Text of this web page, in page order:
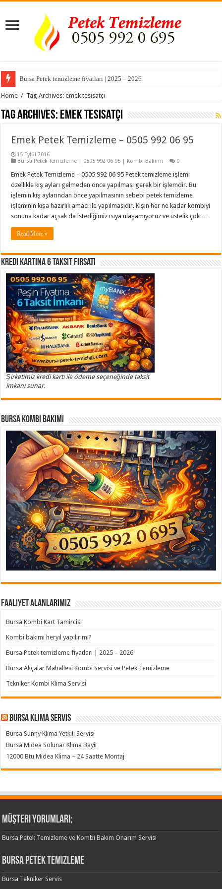
Bursa Petek temizleme fiyatları | 2025 – 2026
Home / Tag Archives: emek tesisatçı
Tag Archives: emek tesisatçı
Emek Petek Temizleme – 0505 992 06 95
15 Eylül 2016
Bursa Petek Temizleme | 0505 992 06 95 | Kombi Bakımı
0
Emek Petek Temizleme – 0505 992 06 95 Petek temizleme işlemi
özellikle kış ayları gelmeden önce yapılması gerek bir işlemdir. Bu
işlemin kış aylarından önce yapılmasının sebebi petek temizleme
işleminin kışa hazırlık amacı ile yapılmasıdır. Kışın her ne kadar kombiyi
sonuna kadar açsak da istediğimiz ısıya ulaşamıyoruz ve üstelik çok …
Read More »
Kredi Kartına 6 Taksit Fırsatı
Şirketimiz kredi kartı ile ödeme seçeneğinde taksit
imkanı sunar.
Bursa Kombi Bakımı
Faaliyet Alanlarımız
Bursa Kombi Kart Tamircisi
Kombi bakımı heryıl yapılır mı?
Bursa Petek temizleme fiyatları | 2025 – 2026
Bursa Akçalar Mahallesi Kombi Servisi ve Petek Temizleme
Tekniker Kombi Klima Servisi
Bursa klima servis
Bursa Sunny Klima Yetkili Servisi
Bursa Midea Solunar Klima Bayii
12000 Btu Midea Klima – 24 Saatte Montaj
Müşteri Yorumları;
Bursa Petek Temizleme ve Kombi Bakım Onarım Servisi
Bursa Petek Temizleme
Bursa Tekniker Servis